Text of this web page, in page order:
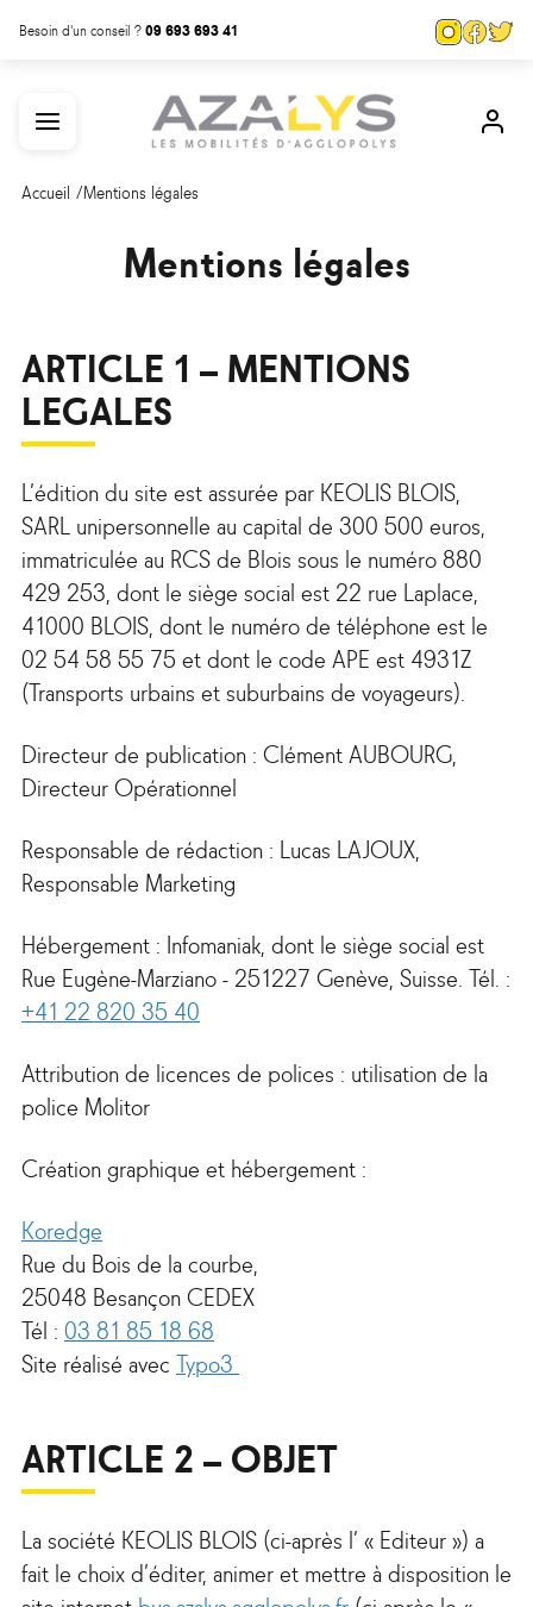
Besoin d'un conseil ?09 693 693 41
PagePage
Menu
Mon
Accueil Mentions légales
Mentions légales
ARTICLE 1 – MENTIONS
LEGALES
L’édition du site est assurée par KEOLIS BLOIS,
SARL unipersonnelle au capital de 300 500 euros,
immatriculée au RCS de Blois sous le numéro 880
429 253, dont le siège social est 22 rue Laplace,
41000 BLOIS, dont le numéro de téléphone est le
02 54 58 55 75 et dont le code APE est 4931Z
(Transports urbains et suburbains de voyageurs).
Directeur de publication : Clément AUBOURG,
Directeur Opérationnel
Responsable de rédaction : Lucas LAJOUX,
Responsable Marketing
Hébergement : Infomaniak, dont le siège social est
Rue Eugène-Marziano - 251227 Genève, Suisse. Tél. :
+41 22 820 35 40
Attribution de licences de polices : utilisation de la
police Molitor
Création graphique et hébergement :
Koredge
Rue du Bois de la courbe,
25048 Besançon CEDEX
Tél : 03 81 85 18 68
Site réalisé avec Typo3
ARTICLE 2 – OBJET
La société KEOLIS BLOIS (ci-après l’ « Editeur ») a
fait le choix d’éditer, animer et mettre à disposition le